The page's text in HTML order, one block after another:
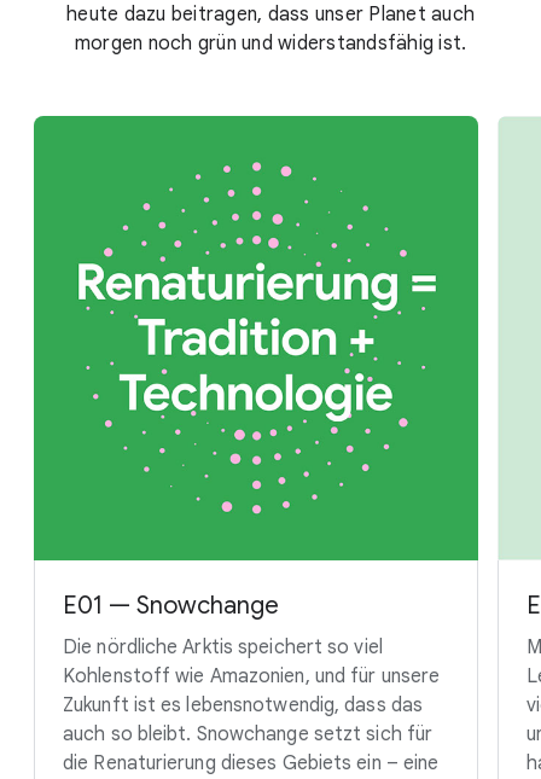
heute dazu beitragen, dass unser Planet auch
morgen noch grün und widerstandsfähig ist.
E01 — Snowchange
Die nördliche Arktis speichert so viel
Kohlenstoff wie Amazonien, und für unsere
Zukunft ist es lebensnotwendig, dass das
auch so bleibt. Snowchange setzt sich für
die Renaturierung dieses Gebiets ein – eine